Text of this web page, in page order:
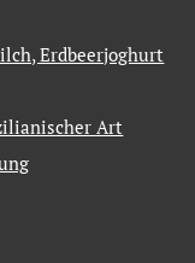
Erdbeerjoghurt
Art